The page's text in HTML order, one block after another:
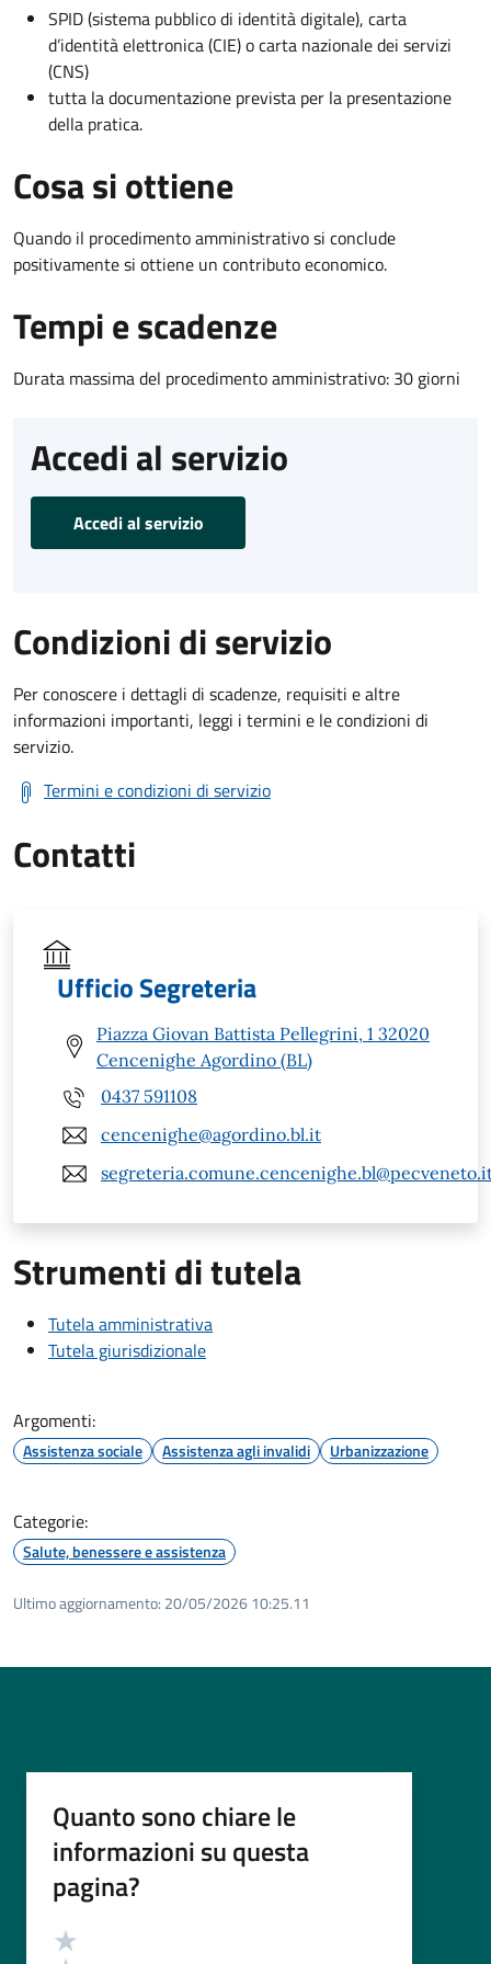
SPID (sistema pubblico di identità digitale), carta
d’identità elettronica (CIE) o carta nazionale dei servizi
(CNS)
tutta la documentazione prevista per la presentazione
della pratica.
Cosa si ottiene
Quando il procedimento amministrativo si conclude
positivamente si ottiene un contributo economico.
Tempi e scadenze
Durata massima del procedimento amministrativo: 30 giorni
Accedi al servizio
Accedi al servizio
Condizioni di servizio
Per conoscere i dettagli di scadenze, requisiti e altre
informazioni importanti, leggi i termini e le condizioni di
servizio.
Termini e condizioni di servizio
Contatti
Ufficio Segreteria
Piazza Giovan Battista Pellegrini, 1 32020
Cencenighe Agordino (BL)
0437 591108
cencenighe@agordino.bl.it
Strumenti di tutela
Tutela amministrativa
Tutela giurisdizionale
Argomenti:
Assistenza sociale Assistenza agli invalidi Urbanizzazione
Categorie:
Salute, benessere e assistenza
Ultimo aggiornamento: 20/05/2026 10:25.11
Quanto sono chiare le
informazioni su questa
pagina?
Valutazione